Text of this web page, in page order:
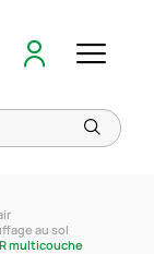
au sol
multicouche